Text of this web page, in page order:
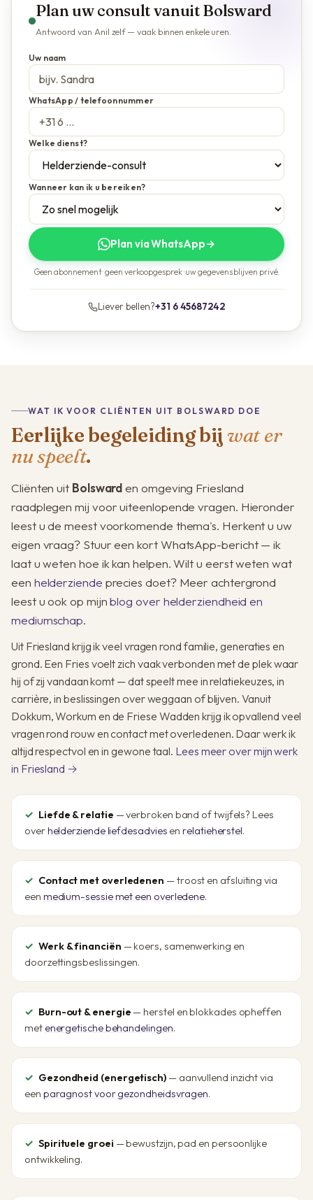
Plan uw consult vanuit Bolsward
Antwoord van Anil zelf — vaak binnen enkele uren.
Uw naam
WhatsApp / telefoonnummer
Welke dienst?
Wanneer kan ik u bereiken?
Plan via WhatsApp→
Geen abonnement · geen verkoopgesprek · uw gegevens blijven privé.
Liever bellen?+31 6 45687242
WAT IK VOOR CLIËNTEN UIT BOLSWARD DOE
Eerlijke begeleiding bij wat er
nu speelt.
Cliënten uit Bolswarden omgeving Friesland
raadplegen mij voor uiteenlopende vragen. Hieronder
leest u de meest voorkomende thema's. Herkent u uw
eigen vraag? Stuur een kort WhatsApp-bericht — ik
laat u weten hoe ik kan helpen. Wilt u eerst weten wat
een helderziende precies doet? Meer achtergrond
leest u ook op mijnblog over helderziendheid en
mediumschap.
Uit Friesland krijg ik veel vragen rond familie, generaties en
grond. Een Fries voelt zich vaak verbonden met de plek waar
hij of zij vandaan komt — dat speelt mee in relatiekeuzes, in
carrière, in beslissingen over weggaan of blijven. Vanuit
Dokkum, Workum en de Friese Wadden krijg ik opvallend veel
vragen rond rouw en contact met overledenen. Daar werk ik
altijd respectvol en in gewone taal. Lees meer over mijn werk
in Friesland →
Liefde & relatie — verbroken band of twijfels? Lees
overhelderziende liefdesadvies enrelatieherstel.
Contact met overledenen — troost en afsluiting via
een medium-sessie met een overledene.
Werk & financiën — koers, samenwerking en
doorzettingsbeslissingen.
Burn-out & energie — herstel en blokkades opheffen
met energetische behandelingen.
Gezondheid (energetisch) — aanvullend inzicht via
een paragnost voor gezondheidsvragen.
Spirituele groei — bewustzijn, pad en persoonlijke
ontwikkeling.